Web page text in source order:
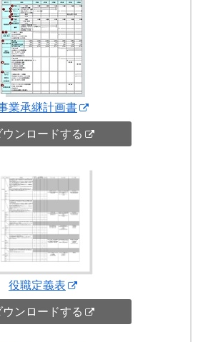
業承継計画書
ウンロードする
役職定義表
ウンロードする